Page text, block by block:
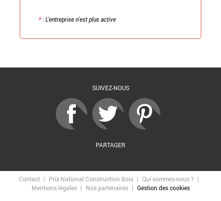
*: L'entreprise n'est plus active
SUIVEZ-NOUS
PARTAGER
Contact Prix National Construction Bois
Qui sommes-nous ?
Mentions légales
Nos partenaires Gestion des cookies